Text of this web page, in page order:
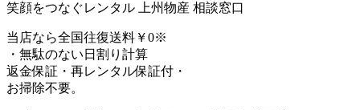
笑顔をつなぐレンタル 上州物産 相談窓口
当店なら全国往復送料￥0※
・無駄のない日割り計算
返金保証・再レンタル保証付・
お掃除不要。